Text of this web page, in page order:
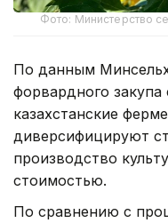
Фото: Министерство
По данным
форвардного
казахстанские
диверсифицируют
производство
стоимостью.
По сравнению с